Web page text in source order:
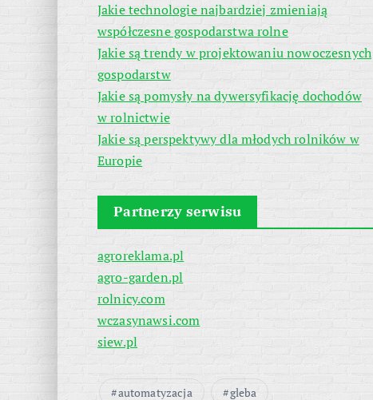
Jakie technologie najbardziej zmieniają
współczesne gospodarstwa rolne
Jakie są trendy w projektowaniu nowoczesnych
gospodarstw
Jakie są pomysły na dywersyfikację dochodów
w rolnictwie
Jakie są perspektywy dla młodych rolników w
Europie
Partnerzy serwisu
agroreklama.pl
agro-garden.pl
rolnicy.com
wczasynawsi.com
siew.pl
automatyzacja gleba